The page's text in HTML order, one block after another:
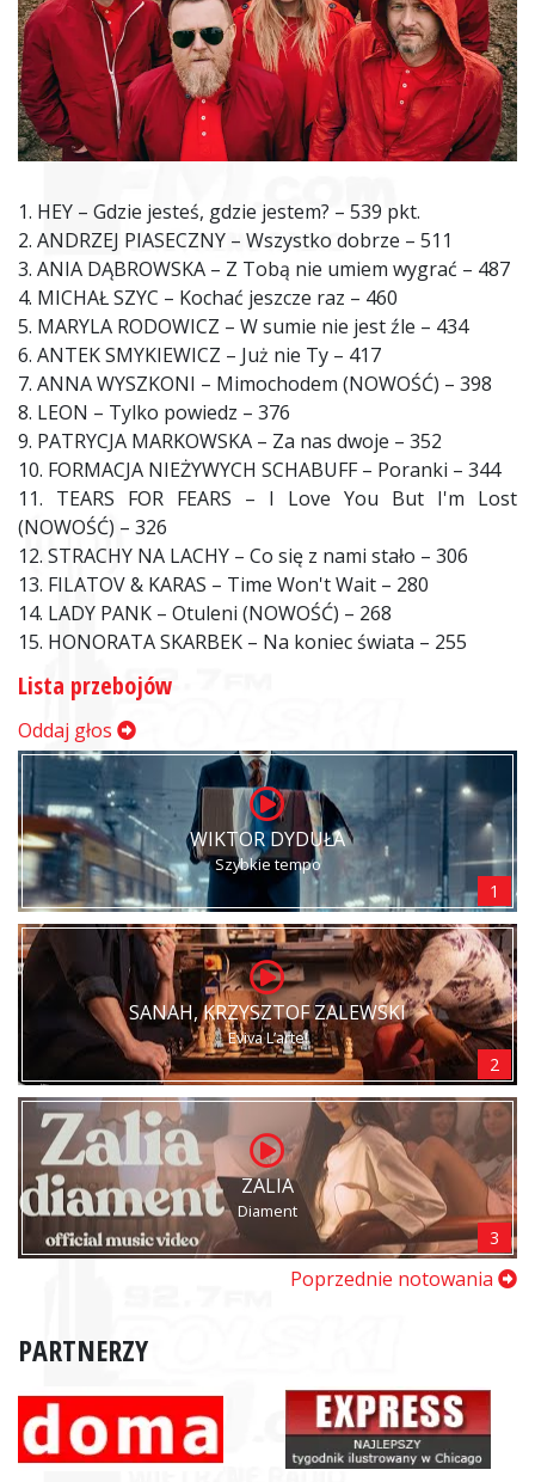
1. HEY – Gdzie jesteś, gdzie jestem? – 539 pkt.
2. ANDRZEJ PIASECZNY – Wszystko dobrze – 511
3. ANIA DĄBROWSKA – Z Tobą nie umiem wygrać – 487
4. MICHAŁ SZYC – Kochać jeszcze raz – 460
5. MARYLA RODOWICZ – W sumie nie jest źle – 434
6. ANTEK SMYKIEWICZ – Już nie Ty – 417
7. ANNA WYSZKONI – Mimochodem (NOWOŚĆ) – 398
8. LEON – Tylko powiedz – 376
9. PATRYCJA MARKOWSKA – Za nas dwoje – 352
10. FORMACJA NIEŻYWYCH SCHABUFF – Poranki – 344
11. TEARS FOR FEARS – I Love You But I'm Lost
(NOWOŚĆ) – 326
12. STRACHY NA LACHY – Co się z nami stało – 306
13. FILATOV & KARAS – Time Won't Wait – 280
14. LADY PANK – Otuleni (NOWOŚĆ) – 268
15. HONORATA SKARBEK – Na koniec świata – 255
Lista przebojów
Oddaj głos
WIKTOR DYDUŁA
Szybkie tempo
1
SANAH, KRZYSZTOF ZALEWSKI
Eviva L’arte!
2
ZALIA
Diament
3
Poprzednie notowania
PARTNERZY